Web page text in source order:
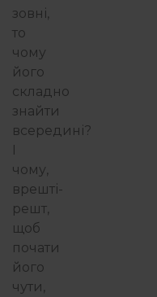
зовні,
то
чому
його
складно
знайти
всередині?
І
чому,
врешті-
решт,
щоб
почати
його
чути,